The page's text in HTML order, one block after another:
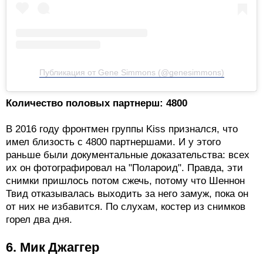
Публикация от Gene Simmons (@genesimmons)
Количество половых партнерш: 4800
В 2016 году фронтмен группы Kiss признался, что
имел близость с 4800 партнершами. И у этого
раньше были документальные доказательства: всех
их он фотографировал на "Полароид". Правда, эти
снимки пришлось потом сжечь, потому что Шеннон
Твид отказывалась выходить за него замуж, пока он
от них не избавится. По слухам, костер из снимков
горел два дня.
6. Мик Джаггер